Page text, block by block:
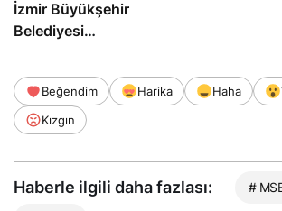
İzmir Büyükşehir
Belediyesi
tutuklandı
Beğendim Harika Haha
Kızgın
Haberle ilgili daha fazlası: #